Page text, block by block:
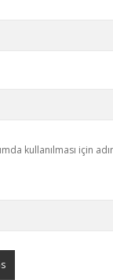
kullanılması için